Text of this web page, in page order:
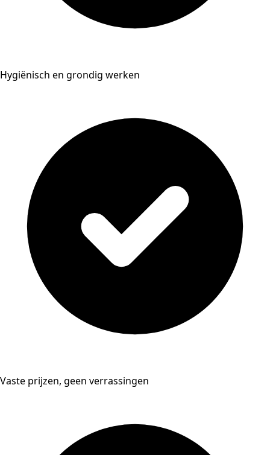
Hygiënisch en grondig werken
Vaste prijzen, geen verrassingen